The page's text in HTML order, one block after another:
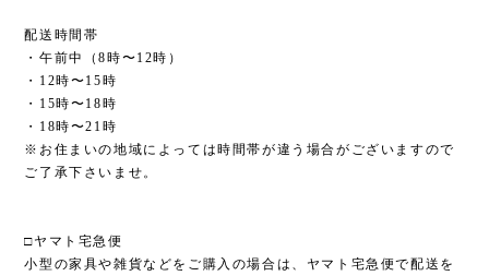
配送時間帯
・午前中（8時〜12時）
・12時〜15時
・15時〜18時
・18時〜21時
※お住まいの地域によっては時間帯が違う場合がございますので
ご了承下さいませ。
□ヤマト宅急便
小型の家具や雑貨などをご購入の場合は、ヤマト宅急便で配送を